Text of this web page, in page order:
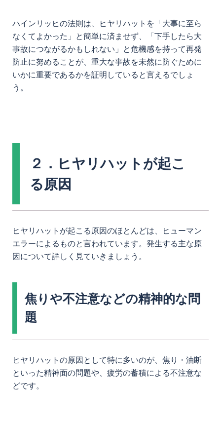
ハインリッヒの法則は、ヒヤリハットを「大事に至ら
なくてよかった」と簡単に済ませず、「下手したら大
事故につながるかもしれない」と危機感を持って再発
防止に努めることが、重大な事故を未然に防ぐために
いかに重要であるかを証明していると言えるでしょ
う。
２．ヒヤリハットが起こ
る原因
ヒヤリハットが起こる原因のほとんどは、ヒューマン
エラーによるものと言われています。発生する主な原
因について詳しく見ていきましょう。
焦りや不注意などの精神的な問
題
ヒヤリハットの原因として特に多いのが、焦り・油断
といった精神面の問題や、疲労の蓄積による不注意な
どです。